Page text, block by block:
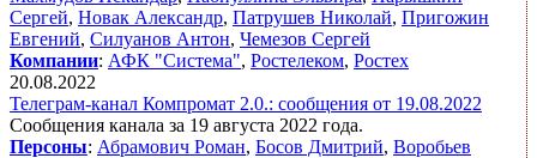
Сергей, Новак Александр, Патрушев Николай, Пригожин
Евгений, Силуанов Антон, Чемезов Сергей
Компании: АФК "Система", Ростелеком, Ростех
20.08.2022
Телеграм-канал Компромат 2.0.: сообщения от 19.08.2022
Сообщения канала за 19 августа 2022 года.
Персоны: Абрамович Роман, Босов Дмитрий, Воробьев